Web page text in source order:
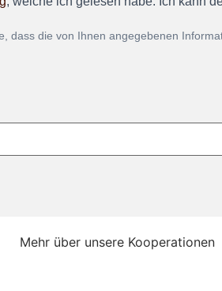
dass die von Ihnen angegebenen
Mehr über unsere Kooperationen